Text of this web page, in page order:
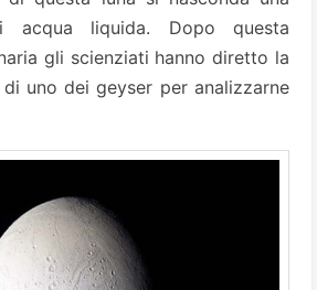
acqua liquida. Dopo questa
gli scienziati hanno diretto la
di uno dei geyser per analizzarne